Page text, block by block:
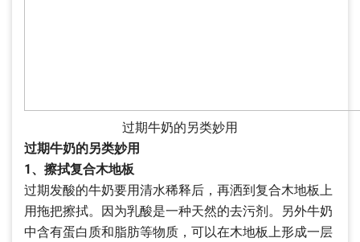
过期牛奶的另类妙用
过期牛奶的另类妙用
1、擦拭复合木地板
过期发酸的牛奶要用清水稀释后，再洒到复合木地板上
用拖把擦拭。因为乳酸是一种天然的去污剂。另外牛奶
中含有蛋白质和脂肪等物质，可以在木地板上形成一层